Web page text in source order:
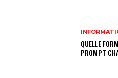
QUELLE
PROMPT